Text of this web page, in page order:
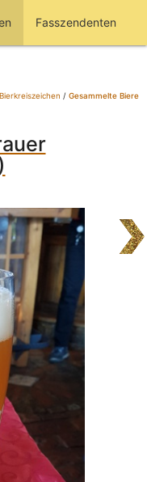
Fasszendenten
Bierkreiszeichen / Gesammelte Biere